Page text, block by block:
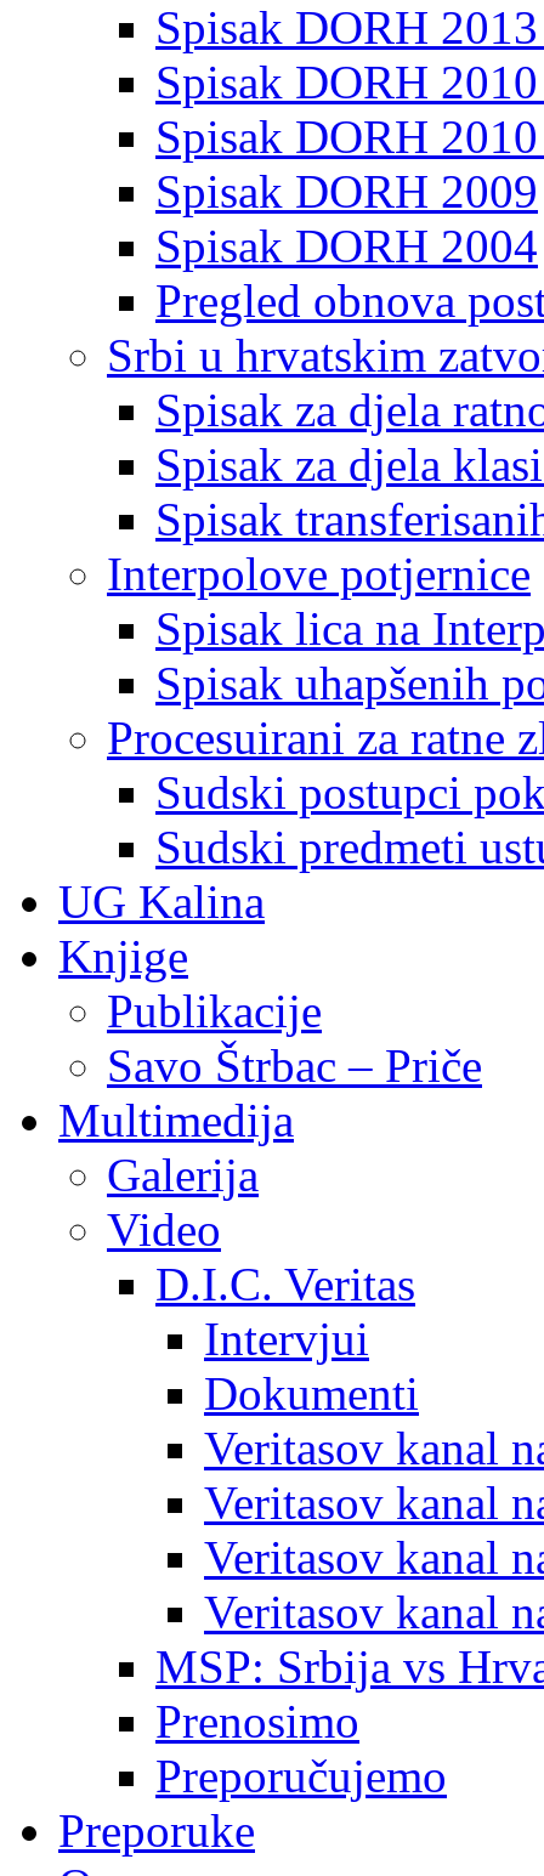
Spisak DORH
Spisak DORH
Spisak DORH
Spisak DORH 2009
Spisak DORH 2004
Pregled obnova
Srbi u hrvatskim
Spisak za djela
Spisak za djela
Spisak
Interpolove potjernice
Spisak lica na
Spisak uhapšenih
Procesuirani za ratne
Sudski postupci
Sudski predmeti
UG Kalina
Knjige
Publikacije
Savo Štrbac – Priče
Multimedija
Galerija
Video
D.I.C. Veritas
Intervjui
Dokumenti
Veritasov kanal
Veritasov kanal
Veritasov kanal
Veritasov kanal
MSP: Srbija vs
Prenosimo
Preporučujemo
Preporuke